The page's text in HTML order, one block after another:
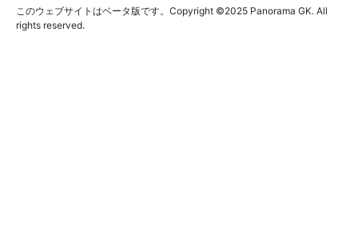
このウェブサイトはベータ版です。Copyright ©2025 Panorama GK. All
rights reserved.